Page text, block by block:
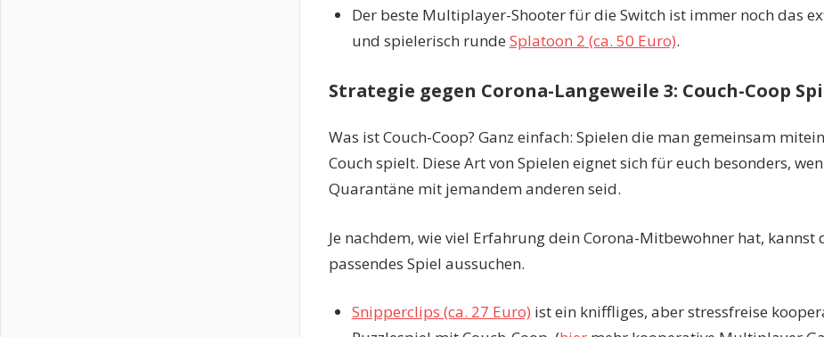
Der beste Multiplayer-Shooter für die Switch ist immer noch das
und spielerisch runde Splatoon 2 (ca. 50 Euro).
Strategie gegen Corona-Langeweile 3: Couch-Coop
Was ist Couch-Coop? Ganz einfach: Spielen die man gemeinsam
Couch spielt. Diese Art von Spielen eignet sich für euch besonders,
Quarantäne mit jemandem anderen seid.
Je nachdem, wie viel Erfahrung dein Corona-Mitbewohner hat, kannst
passendes Spiel aussuchen.
Snipperclips (ca. 27 Euro) ist ein kniffliges, aber stressfreise